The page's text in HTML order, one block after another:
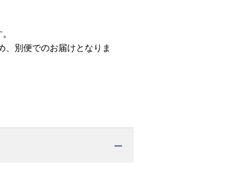
、別便でのお届けとなりま